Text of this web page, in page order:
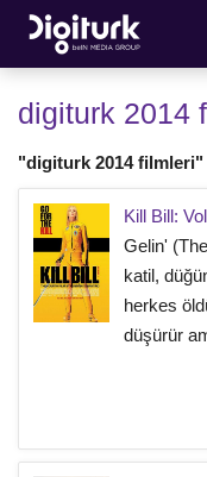
digiturk 2014
"digiturk 2014 filmleri"
Kill Bill:
Gelin'
katil,
herkes
düşürür